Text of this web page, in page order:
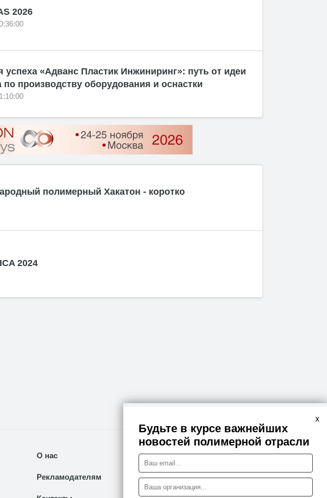
2026
успеха «Адванс Пластик Инжиниринг»: путь от идеи
по производству оборудования и оснастки
полимерный Хакатон - коротко
2024
x
Будьте в курсе важнейших
новостей полимерной отрасли
О нас
Рекламодателям
Правовая информация
Политика конфиденциальности